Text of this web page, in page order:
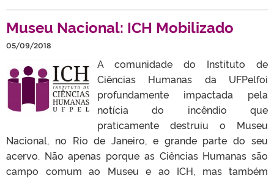
Museu Nacional: ICH Mobilizado
05/09/2018
A comunidade do Instituto de
Ciências Humanas da UFPelfoi
profundamente impactada pela
notícia do incêndio que
praticamente destruiu o Museu
Nacional, no Rio de Janeiro, e grande parte do seu
acervo. Não apenas porque as Ciências Humanas são
campo comum ao Museu e ao ICH, mas também